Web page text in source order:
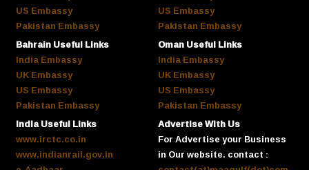
US Embassy
Pakistan Embassy
US Embassy
Pakistan Embassy
Bahrain Useful Links
India Embassy
UK Embassy
US Embassy
Pakistan Embassy
Oman Useful Links
India Embassy
UK Embassy
US Embassy
Pakistan Embassy
India Useful Links
www.irctc.co.in
www.indianrail.gov.in
Advertise With Us
For Advertise your Business
in Our website. contact :